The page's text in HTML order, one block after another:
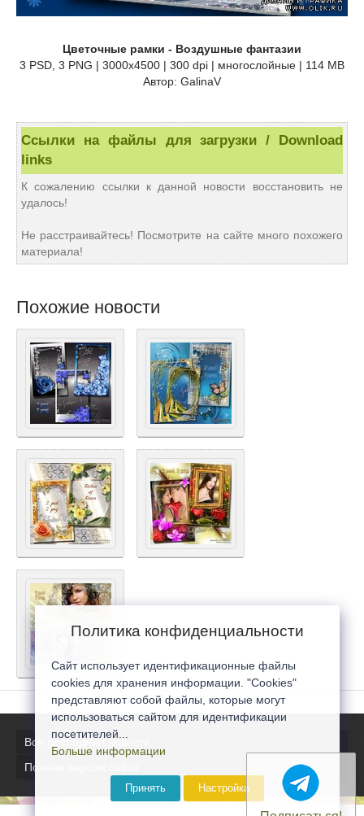
Цветочные рамки - Воздушные фантазии
3 PSD, 3 PNG | 3000x4500 | 300 dpi | многослойные | 114 MB
Автор: GalinaV
Ссылки на файлы для загрузки / Download
links
К сожалению ссылки к данной новости восстановить не
удалось!
Не расстраивайтесь! Посмотрите на сайте много похожего
материала!
Похожие новости
Все последние новости
Полная версия сайта
Политика конфиденциальности
Сайт использует идентификационные файлы
cookies для хранения информации. "Cookies"
представляют собой файлы, которые могут
использоваться сайтом для идентификации
посетителей...
Больше информации
Принять Настройка